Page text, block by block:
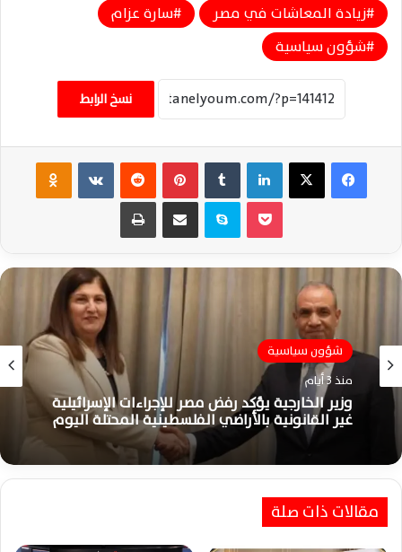
زيادة المعاشات في مصر
سارة عزام
شؤون سياسية
نسخ الرابط
فيسبوك ‫X لينكدإن بينتيريست ‏VKontakte
سكايب مشاركة عبر البريد طباعة
شؤون سياسية
منذ 3 أيام
وزير الخارجية يؤكد رفض مصر للإجراءات الإسرائيلية
غير القانونية بالأراضي الفلسطينية المحتلة اليوم
مصر
منذ 4 أيام
حطام مُسيرة دمياط يقود التحقيقات لتضييق
احتمالات جهة الإطلاق المحتملة وتحليلها
مقالات ذات صلة